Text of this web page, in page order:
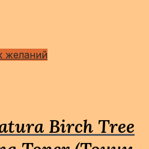
желаний
Birch Tree